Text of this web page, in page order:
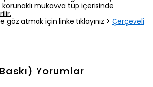
korunaklı mukavva tüp içerisinde
göz atmak için linke tıklayınız > Çerçeveli
Yorumlar